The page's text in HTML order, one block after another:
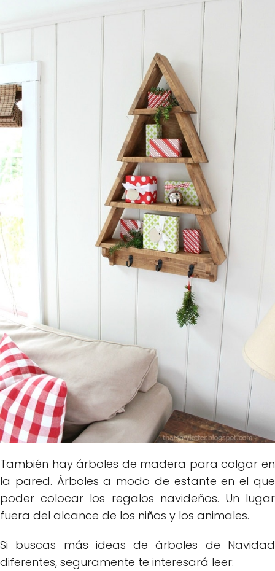
También hay árboles de madera para colgar en
la pared. Árboles a modo de estante en el que
poder colocar los regalos navideños. Un lugar
fuera del alcance de los niños y los animales.
Si buscas más ideas de árboles de Navidad
diferentes, seguramente te interesará leer: